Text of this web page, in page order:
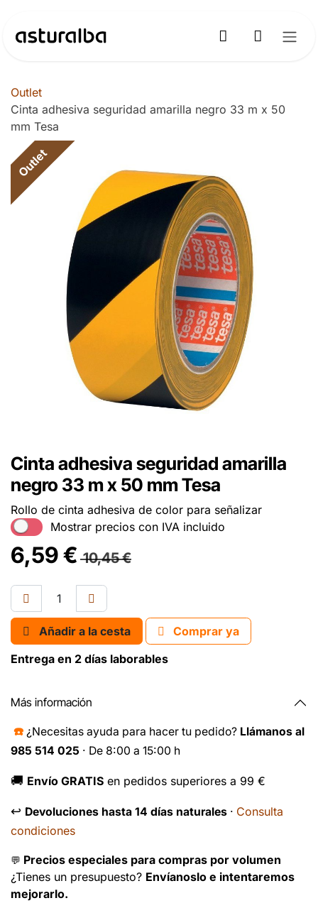
Outlet
Cinta adhesiva seguridad amarilla negro 33 m x 50
mm Tesa
Outlet
Cinta adhesiva seguridad amarilla
negro 33 m x 50 mm Tesa
Rollo de cinta adhesiva de color para señalizar
Mostrar precios con IVA incluido
6,59€ 10,45€
Añadir a la cesta
Comprar ya
Entrega en 2 días laborables
Más información
☎️ ¿Necesitas ayuda para hacer tu pedido? Llámanos al
985 514 025 · De 8:00 a 15:00 h
🚚 Envío GRATIS en pedidos superiores a 99 €
↩️ Devoluciones hasta 14 días naturales · Consulta
condiciones
💬 Precios especiales para compras por volumen
¿Tienes un presupuesto? Envíanoslo e intentaremos
mejorarlo.